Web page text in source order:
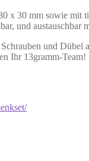
x 30 mm sowie
und austauschbar
und
Ihr 13gramm-Team!